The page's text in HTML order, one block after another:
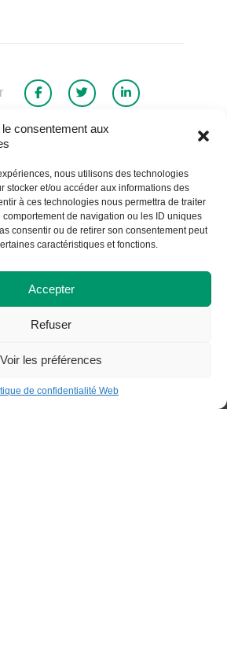
consentement aux
nous utilisons des technologies
stocker et/ou accéder aux informations des
à ces technologies nous permettra de traiter
de navigation ou les ID uniques
consentir ou de retirer son consentement peut
caractéristiques et fonctions.
Accepter
Refuser
Voir les préférences
de confidentialité Web
à la liste des actualités
Cégep de St-Félicien
info@cegepstfe.ca